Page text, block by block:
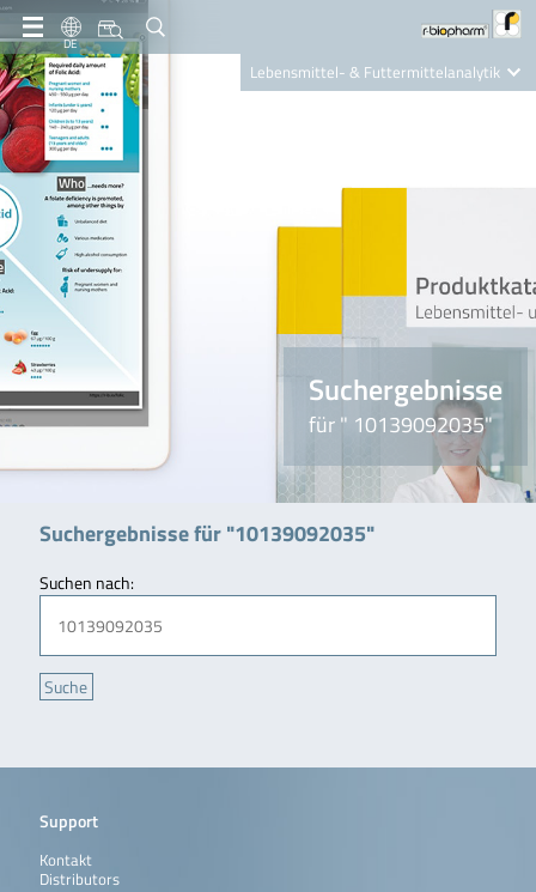
DE
Lebensmittel- & Futtermittelanalytik
Nutrition Care
Suchergebnisse
für " 10139092035"
Suchergebnisse für "10139092035"
Suchen nach:
Support
Kontakt
Distributors